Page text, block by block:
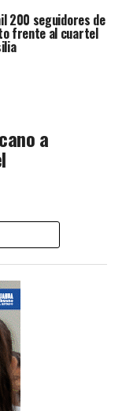
200 seguidores de
frente al cuartel
a